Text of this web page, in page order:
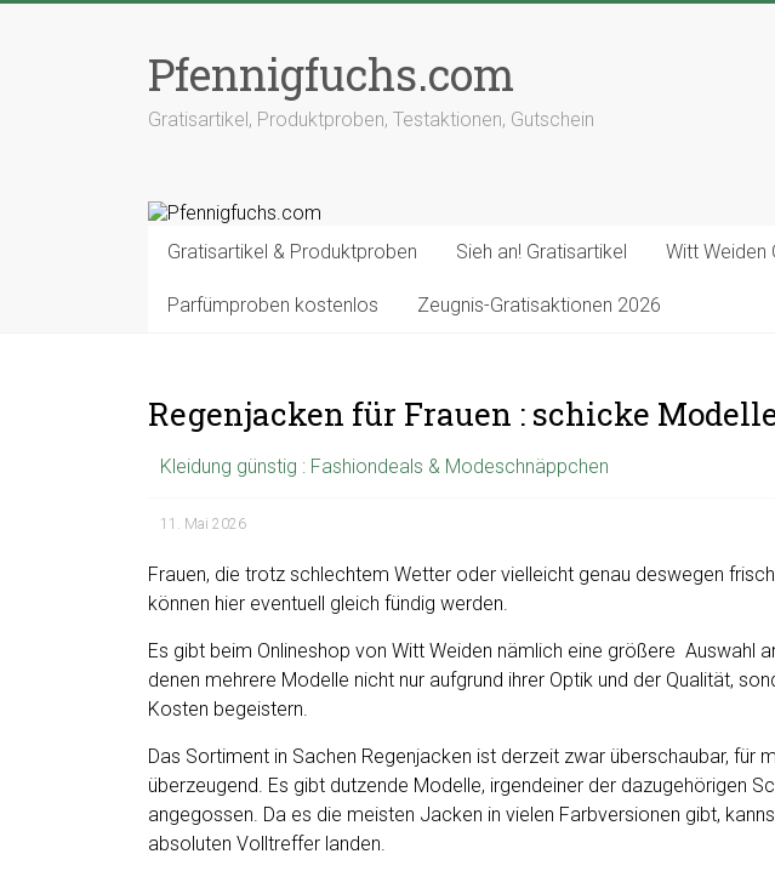
Pfennigfuchs.com
Gratisartikel, Produktproben, Testaktionen, Gutschein
Gratisartikel & Produktproben Sieh an! Gratisartikel Witt Weiden
Parfümproben kostenlos Zeugnis-Gratisaktionen 2026
Regenjacken für Frauen : schicke
Kleidung günstig : Fashiondeals & Modeschnäppchen
11. Mai 2026
Frauen, die trotz schlechtem Wetter oder vielleicht genau deswegen
können hier eventuell gleich fündig werden.
Es gibt beim Onlineshop von Witt Weiden nämlich eine größere Auswahl
denen mehrere Modelle nicht nur aufgrund ihrer Optik und der Qualität,
Kosten begeistern.
Das Sortiment in Sachen Regenjacken ist derzeit zwar überschaubar, für
überzeugend. Es gibt dutzende Modelle, irgendeiner der dazugehörigen
angegossen. Da es die meisten Jacken in vielen Farbversionen gibt,
absoluten Volltreffer landen.